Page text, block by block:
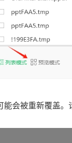
会被重新覆盖